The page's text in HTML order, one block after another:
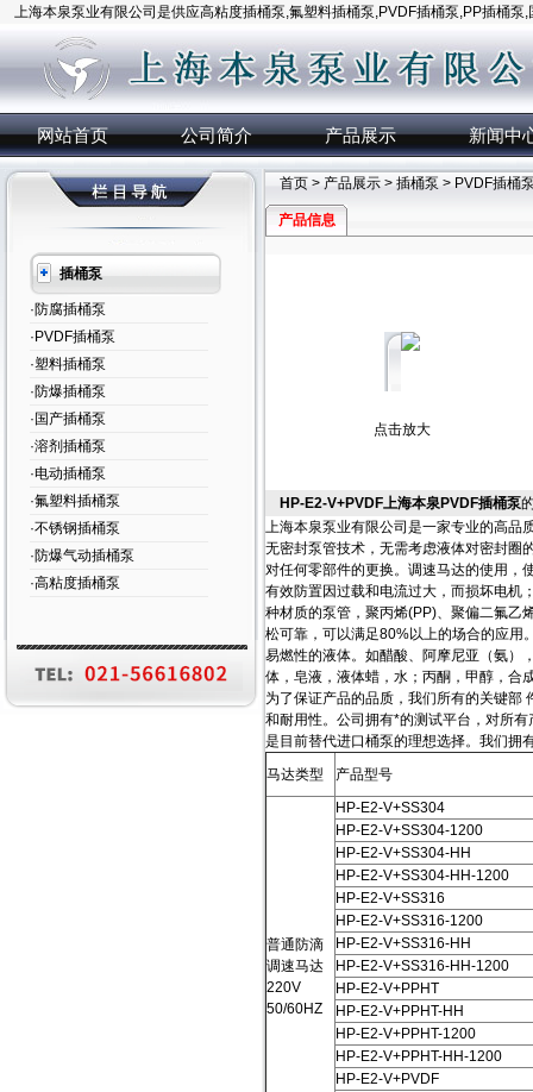
上海本泉泵业有限公司是供应高粘度插桶泵,氟塑料插桶泵,PVDF插桶泵,PP插桶泵
网站首页 公司简介 产品展示 新闻中
插桶泵
·防腐插桶泵
·PVDF插桶泵
·塑料插桶泵
·防爆插桶泵
·国产插桶泵
·溶剂插桶泵
·电动插桶泵
·氟塑料插桶泵
·不锈钢插桶泵
·防爆气动插桶泵
·高粘度插桶泵
首页 > 产品展示 > 插桶泵 > PVDF插桶
产品信息
点击放大
HP-E2-V+PVDF上海本泉PVDF插桶泵
上海本泉泵业有限公司是一家专业的高品
无密封泵管技术，无需考虑液体对密封圈
对任何零部件的更换。调速马达的使用，
有效防置因过载和电流过大，而损坏电机
种材质的泵管，聚丙烯(PP)、聚偏二氟乙
松可靠，可以满足80%以上的场合的应
易燃性的液体。如醋酸、阿摩尼亚（氨）
体，皂液，液体蜡，水；丙酮，甲醇，合
为了保证产品的品质，我们所有的关键部
和耐用性。公司拥有*的测试平台，对所
是目前替代进口桶泵的理想选择。我们拥
马达类型
产品型号
普通防滴
调速马达
220V
50/60HZ
HP-E2-V+SS304
HP-E2-V+SS304-1200
HP-E2-V+SS304-HH
HP-E2-V+SS304-HH-1200
HP-E2-V+SS316
HP-E2-V+SS316-1200
HP-E2-V+SS316-HH
HP-E2-V+SS316-HH-1200
HP-E2-V+PPHT
HP-E2-V+PPHT-HH
HP-E2-V+PPHT-1200
HP-E2-V+PPHT-HH-1200
HP-E2-V+PVDF